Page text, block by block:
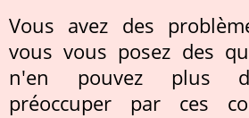
Vous avez des
vous vous posez des
n'en pouvez plus
préoccuper par ces